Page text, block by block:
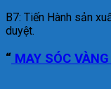
B7: Tiến Hành sản
duyệt.
“ MAY SÓC